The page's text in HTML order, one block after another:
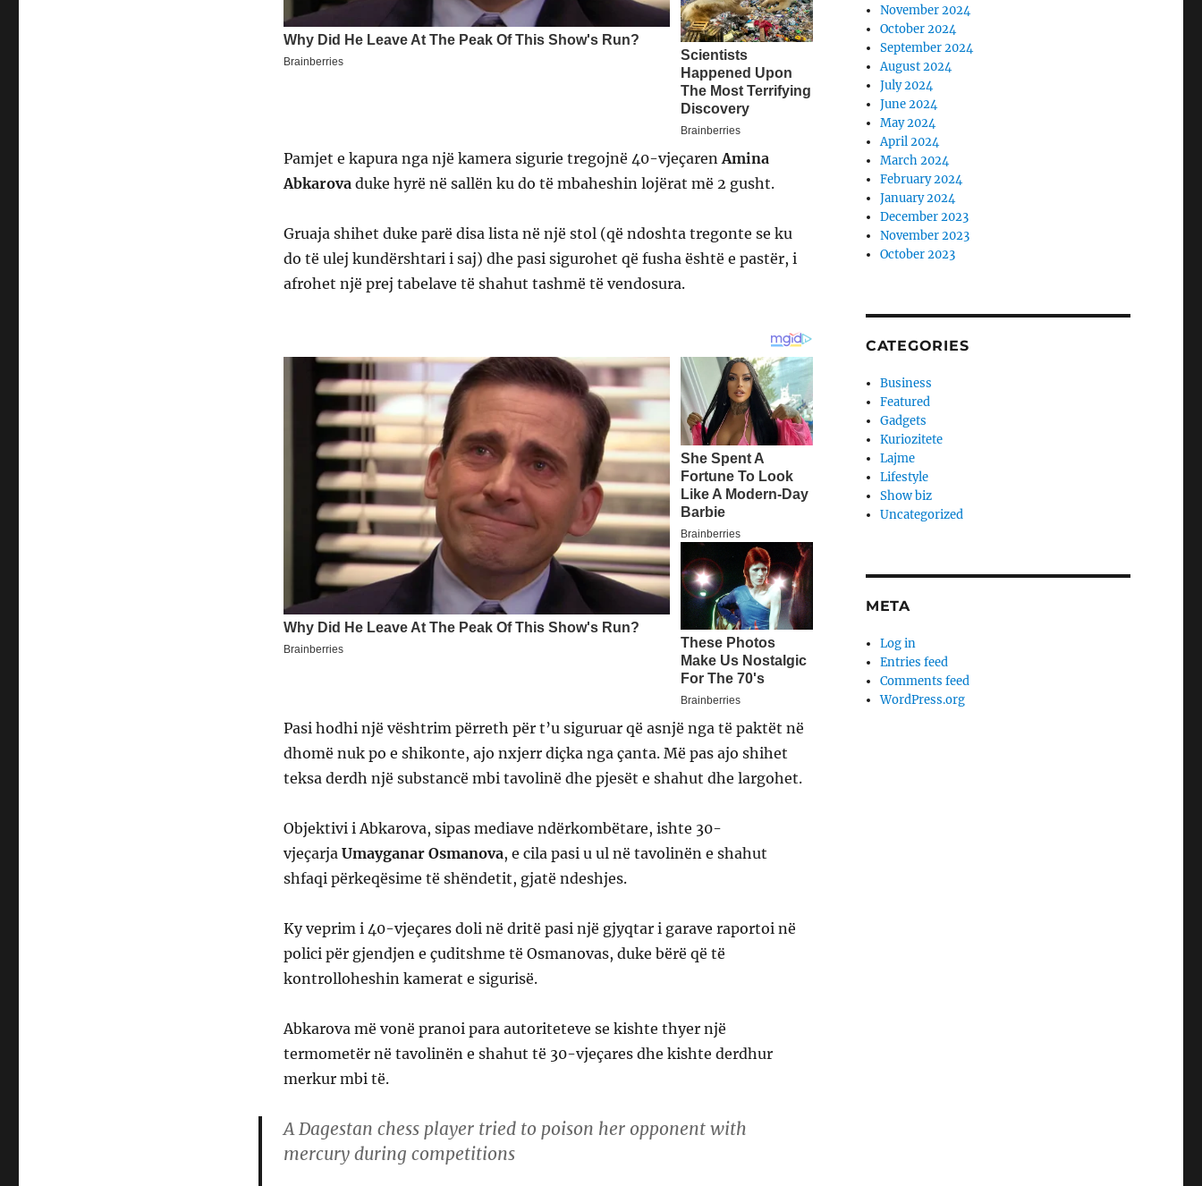
Pamjet e kapura nga një kamera sigurie tregojnë 40-vjeçarenAmina
Abkarovaduke hyrë në sallën ku do të mbaheshin lojërat më 2 gusht.
Gruaja shihet duke parë disa lista në një stol (që ndoshta tregonte se ku
do të ulej kundërshtari i saj) dhe pasi sigurohet që fusha është e pastër, i
afrohet një prej tabelave të shahut tashmë të vendosura.
Pasi hodhi një vështrim përreth për t’u siguruar që asnjë nga të paktët në
dhomë nuk po e shikonte, ajo nxjerr diçka nga çanta. Më pas ajo shihet
teksa derdh një substancë mbi tavolinë dhe pjesët e shahut dhe largohet.
Objektivi i Abkarova, sipas mediave ndërkombëtare, ishte 30-
vjeçarja Umayganar Osmanova, e cila pasi u ul në tavolinën e shahut
shfaqi përkeqësime të shëndetit, gjatë ndeshjes.
Ky veprim i 40-vjeçares doli në dritë pasi një gjyqtar i garave raportoi në
polici për gjendjen e çuditshme të Osmanovas, duke bërë që të
kontrolloheshin kamerat e sigurisë.
Abkarova më vonë pranoi para autoriteteve se kishte thyer një
termometër në tavolinën e shahut të 30-vjeçares dhe kishte derdhur
merkur mbi të.
A Dagestan chess player tried to poison her opponent with
mercury during competitions
November 2024
October 2024
September 2024
August 2024
July 2024
June 2024
May 2024
April 2024
March 2024
February 2024
January 2024
December 2023
November 2023
October 2023
CATEGORIES
Business
Featured
Gadgets
Kuriozitete
Lajme
Lifestyle
Show biz
Uncategorized
META
Log in
Entries feed
Comments feed
WordPress.org